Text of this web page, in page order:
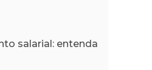
salarial: entenda